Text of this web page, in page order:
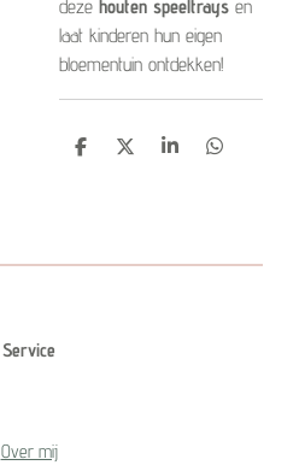
deze houten speeltrays en
laat kinderen hun eigen
bloementuin ontdekken!
D
D
S
D
Service
Over mij